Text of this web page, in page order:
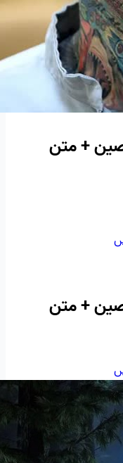
+ متن
+ متن